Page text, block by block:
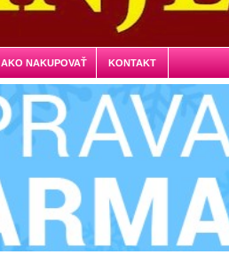
AKO NAKUPOVAŤ KONTAKT